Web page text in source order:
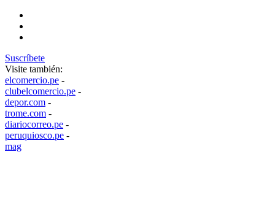
Suscríbete
Visite también:
elcomercio.pe -
clubelcomercio.pe -
depor.com -
trome.com -
diariocorreo.pe -
peruquiosco.pe -
mag